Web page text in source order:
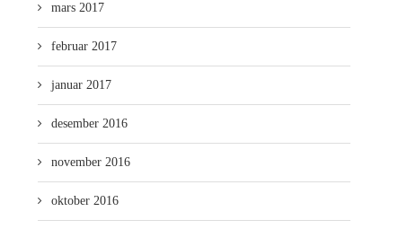
mars 2017
februar 2017
januar 2017
desember 2016
november 2016
oktober 2016